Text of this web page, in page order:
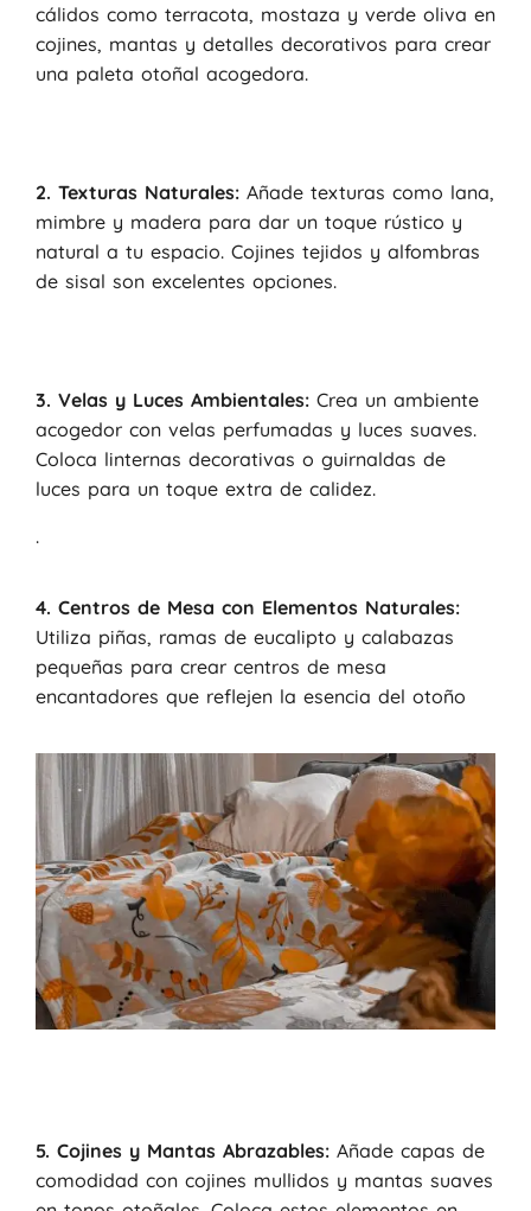
cálidos como terracota, mostaza y verde oliva en
cojines, mantas y detalles decorativos para crear
una paleta otoñal acogedora.
2. Texturas Naturales: Añade texturas como lana,
mimbre y madera para dar un toque rústico y
natural a tu espacio. Cojines tejidos y alfombras
de sisal son excelentes opciones.
3. Velas y Luces Ambientales: Crea un ambiente
acogedor con velas perfumadas y luces suaves.
Coloca linternas decorativas o guirnaldas de
luces para un toque extra de calidez.
.
4. Centros de Mesa con Elementos Naturales:
Utiliza piñas, ramas de eucalipto y calabazas
pequeñas para crear centros de mesa
encantadores que reflejen la esencia del otoño
5. Cojines y Mantas Abrazables: Añade capas de
comodidad con cojines mullidos y mantas suaves